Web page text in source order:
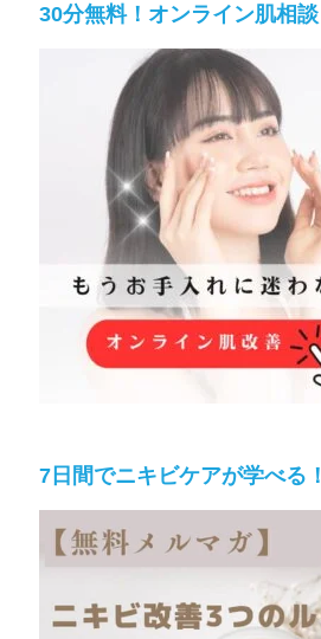
30分無料！オンライン肌相談
7日間でニキビケアが学べる！